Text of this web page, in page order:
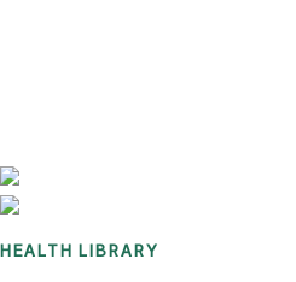
HEALTH LIBRARY